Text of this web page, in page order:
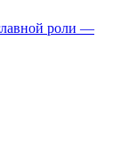
роли —